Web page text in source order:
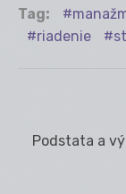
Tag:
riadenie
Previous
Podstata a